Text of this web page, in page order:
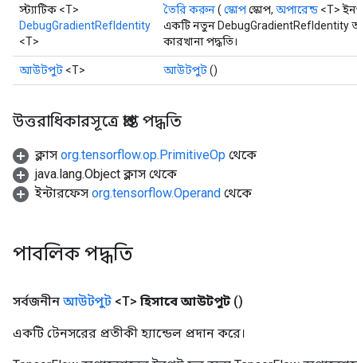
স্ট্যাটিক <T>
DebugGradientRefIdentity
<T>
তৈরি করুন( স্কোপস্কোপ, অপারেন্ড <T>
একটি নতুন DebugGradientRefIdentity
কারখানা পদ্ধতি।
আউটপুট <T> আউটপুট()
উত্তরাধিকারসূত্রে প্রাপ্ত পদ্ধতি
ক্লাস org.tensorflow.op.PrimitiveOp থেকে
java.lang.Object ক্লাস থেকে
ইন্টারফেস org.tensorflow.Operand থেকে
পাবলিক পদ্ধতি
সর্বজনীন আউটপুট <T> হিসাবে আউটপুট ()
একটি টেনসরের প্রতীকী হ্যান্ডেল প্রদান করে।